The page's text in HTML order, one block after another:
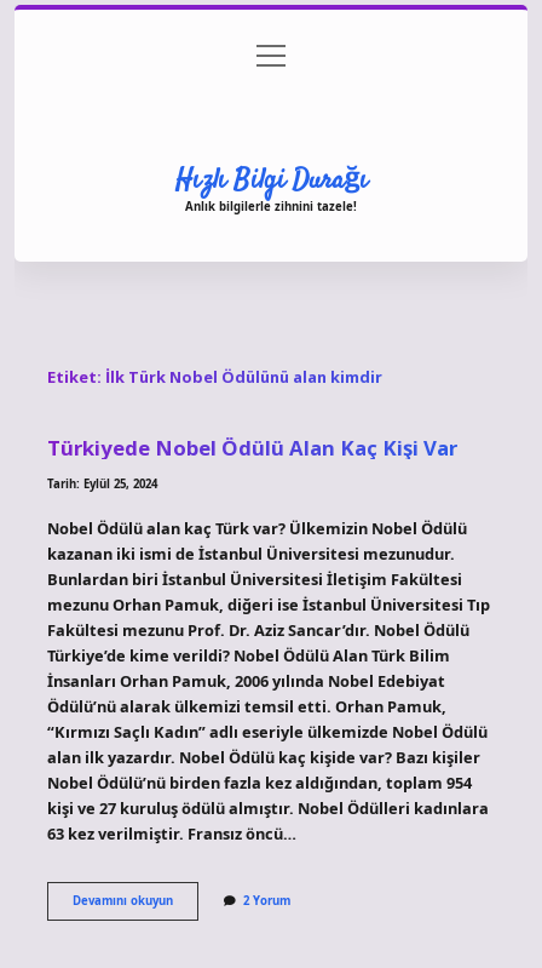
Gizlilik Politikası
menüyü
aç
Hızlı Bilgi Durağı
Anlık bilgilerle zihnini tazele!
Etiket: İlk Türk Nobel Ödülünü alan kimdir
Türkiyede Nobel Ödülü Alan Kaç Kişi Var
Tarih: Eylül 25, 2024
Nobel Ödülü alan kaç Türk var? Ülkemizin Nobel Ödülü
kazanan iki ismi de İstanbul Üniversitesi mezunudur.
Bunlardan biri İstanbul Üniversitesi İletişim Fakültesi
mezunu Orhan Pamuk, diğeri ise İstanbul Üniversitesi Tıp
Fakültesi mezunu Prof. Dr. Aziz Sancar’dır. Nobel Ödülü
Türkiye’de kime verildi? Nobel Ödülü Alan Türk Bilim
İnsanları Orhan Pamuk, 2006 yılında Nobel Edebiyat
Ödülü’nü alarak ülkemizi temsil etti. Orhan Pamuk,
“Kırmızı Saçlı Kadın” adlı eseriyle ülkemizde Nobel Ödülü
alan ilk yazardır. Nobel Ödülü kaç kişide var? Bazı kişiler
Nobel Ödülü’nü birden fazla kez aldığından, toplam 954
kişi ve 27 kuruluş ödülü almıştır. Nobel Ödülleri kadınlara
63 kez verilmiştir. Fransız öncü…
Devamını okuyunTürkiyede
Nobel
2 Yorum